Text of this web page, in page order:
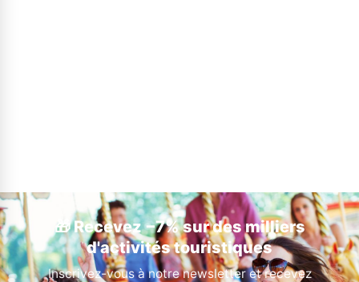
🎁 Recevez −7% sur des milliers
d'activités touristiques
Inscrivez-vous à notre newsletter et recevez